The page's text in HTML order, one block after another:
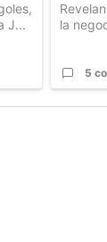
J...
la
5